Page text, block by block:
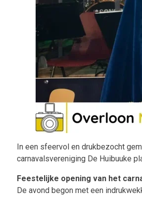
In een sfeervol en drukbezocht
carnavalsvereniging De Huibuuke
Feestelijke opening van het
De avond begon met een